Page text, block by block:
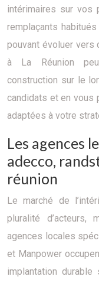
intérimaires sur vos
remplaçants
pouvant évoluer vers
à La Réunion
construction sur le
candidats et en vous
adaptées à votre
Les agences
adecco,
réunion
Le marché de
pluralité d’acteurs,
agences locales
et Manpower
implantation